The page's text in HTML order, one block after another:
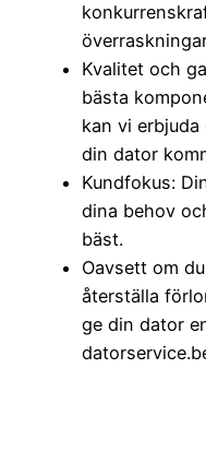
Kvalitet och
bästa
kan vi
din dator
Kundfokus:
dina behov
bäst.
Oavsett om
återställa
ge din dator